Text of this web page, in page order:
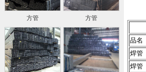
方管 方管
品名
焊管
焊管